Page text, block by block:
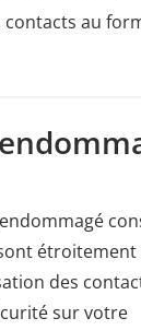
contacts au
étroitement
des
sur votre